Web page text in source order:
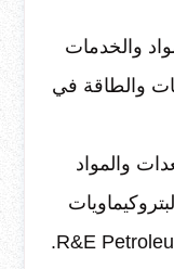
والخدمات
والطاقة في
والمواد
والطاقة في الكويت، فابحث عن R&E Petroleum.